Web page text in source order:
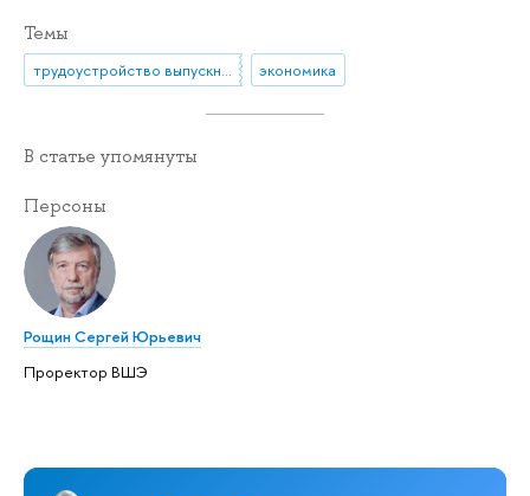
Темы
трудоустройство выпускников вузов экономика
В статье упомянуты
Персоны
Рощин Сергей Юрьевич
Проректор ВШЭ